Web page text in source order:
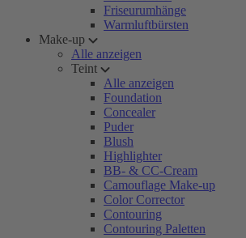
Friseurumhänge
Warmluftbürsten
Make-up
Alle anzeigen
Teint
Alle anzeigen
Foundation
Concealer
Puder
Blush
Highlighter
BB- & CC-Cream
Camouflage Make-up
Color Corrector
Contouring
Contouring Paletten